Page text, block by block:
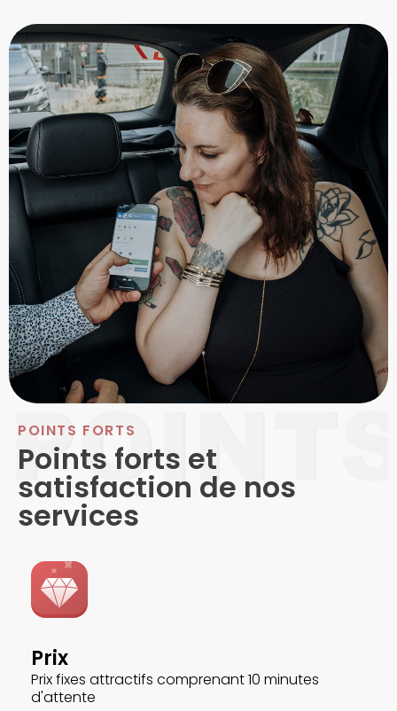
POINTS FORTS
Points forts et
satisfaction de nos
services
Prix
Prix fixes attractifs comprenant 10 minutes
d'attente